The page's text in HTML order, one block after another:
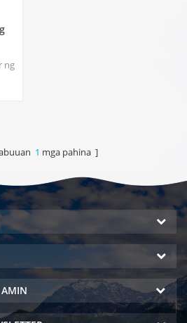
ng
1 mga pahina ]
AMIN